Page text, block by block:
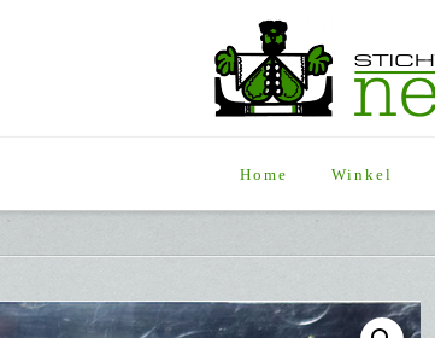
Home Winkel